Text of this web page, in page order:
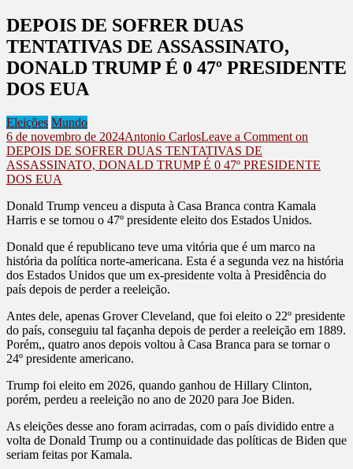
DEPOIS DE SOFRER DUAS
TENTATIVAS DE ASSASSINATO,
DONALD TRUMP É 0 47º PRESIDENTE
DOS EUA
Eleições Mundo
6 de novembro de 2024Antonio CarlosLeave a Comment on
DEPOIS DE SOFRER DUAS TENTATIVAS DE
ASSASSINATO, DONALD TRUMP É 0 47º PRESIDENTE
DOS EUA
Donald Trump venceu a disputa à Casa Branca contra Kamala
Harris e se tornou o 47º presidente eleito dos Estados Unidos.
Donald que é republicano teve uma vitória que é um marco na
história da política norte-americana. Esta é a segunda vez na história
dos Estados Unidos que um ex-presidente volta à Presidência do
país depois de perder a reeleição.
Antes dele, apenas Grover Cleveland, que foi eleito o 22º presidente
do país, conseguiu tal façanha depois de perder a reeleição em 1889.
Porém,, quatro anos depois voltou à Casa Branca para se tornar o
24º presidente americano.
Trump foi eleito em 2026, quando ganhou de Hillary Clinton,
porém, perdeu a reeleição no ano de 2020 para Joe Biden.
As eleições desse ano foram acirradas, com o país dividido entre a
volta de Donald Trump ou a continuidade das políticas de Biden que
seriam feitas por Kamala.